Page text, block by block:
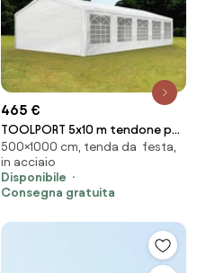
465 €
TOOLPORT 5x10 m tendone per
feste, PE 350, bianco - (90104)
500×1000 cm, tenda da festa,
in acciaio
Disponibile
Consegna gratuita